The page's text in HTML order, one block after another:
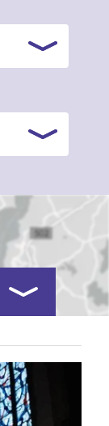
Kartenansicht